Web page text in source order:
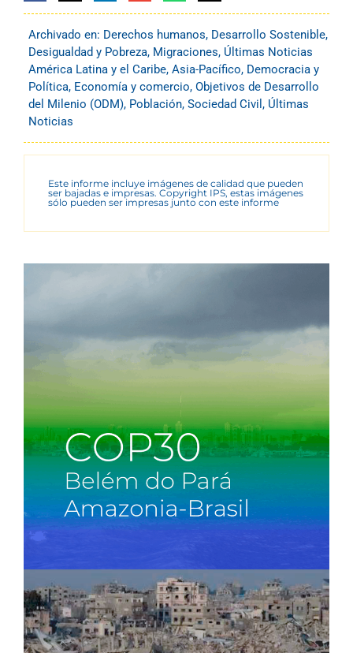
Archivado en: Derechos humanos, Desarrollo Sostenible,
Desigualdad y Pobreza, Migraciones, Últimas Noticias
América Latina y el Caribe, Asia-Pacífico, Democracia y
Política, Economía y comercio, Objetivos de Desarrollo
del Milenio (ODM), Población, Sociedad Civil , Últimas
Noticias
Este informe incluye imágenes de calidad que pueden
ser bajadas e impresas. Copyright IPS, estas imágenes
sólo pueden ser impresas junto con este informe